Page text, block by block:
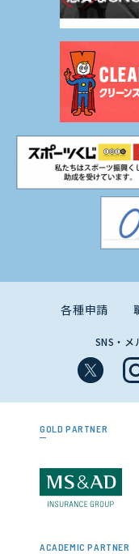
各種申請
SNS・メ
GOLD PARTNER
ACADEMIC PARTNER